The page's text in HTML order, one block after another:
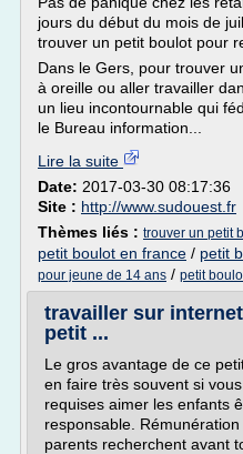
jours du début du mois de
trouver un petit boulot pour
Dans le Gers, pour trouver
à oreille ou aller travailler
un lieu incontournable qui
le Bureau information...
Lire la suite
Date: 2017-03-30 08:17:36
Site : http://www.sudouest.fr
Thèmes liés : trouver un petit
petit boulot en france / petit
pour jeune de 14 ans / petit
travailler sur
petit ...
Le gros avantage de ce
en faire très souvent si
requises aimer les enfants
responsable.
parents recherchent avant